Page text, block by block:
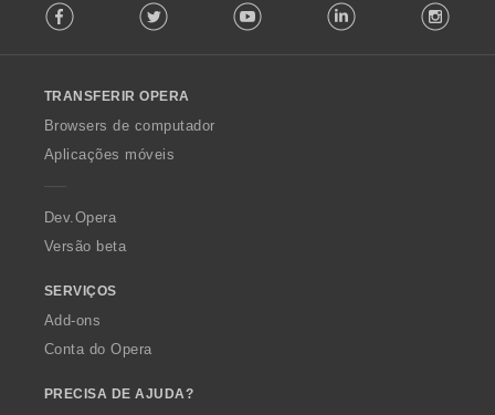
o
w
O
p
a
Facebook Twitter Youtube LinkedIn
TRANSFERIR OPERA
Browsers de computador
Aplicações móveis
Dev.Opera
Versão beta
SERVIÇOS
Add-ons
Conta do Opera
PRECISA DE AJUDA?